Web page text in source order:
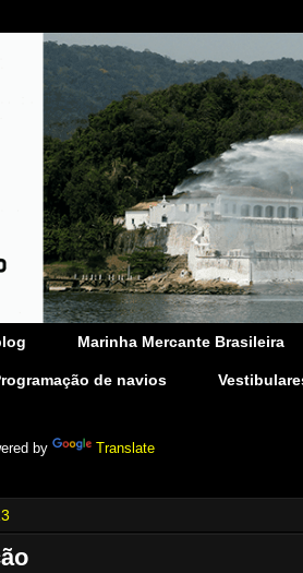
Marinha Mercante Brasileira
de navios
by Translate